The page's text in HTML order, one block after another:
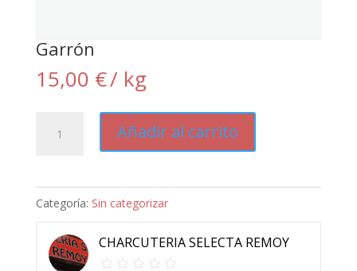
Garrón
15,00 €/ kg
cantidad
Añadir al carrito
Categoría: Sin categorizar
CHARCUTERIA SELECTA REMOY